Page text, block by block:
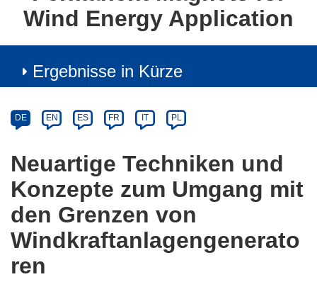
Wind Energy Application
Ergebnisse in Kürze
Category
Article
available
the
following
languages:
DE EN ES FR IT PL
Neuartige Techniken und
Konzepte zum Umgang mit
den Grenzen von
Windkraftanlagengenerato
ren